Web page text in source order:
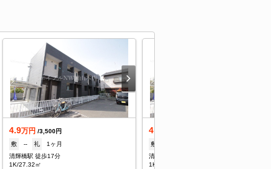
4.9万円 /3,500円
敷
-- 礼
1ヶ月
清輝橋駅 徒歩17分
1K/27.32㎡
4.9
敷
清輝橋駅 徒歩17分
1K/27.32㎡